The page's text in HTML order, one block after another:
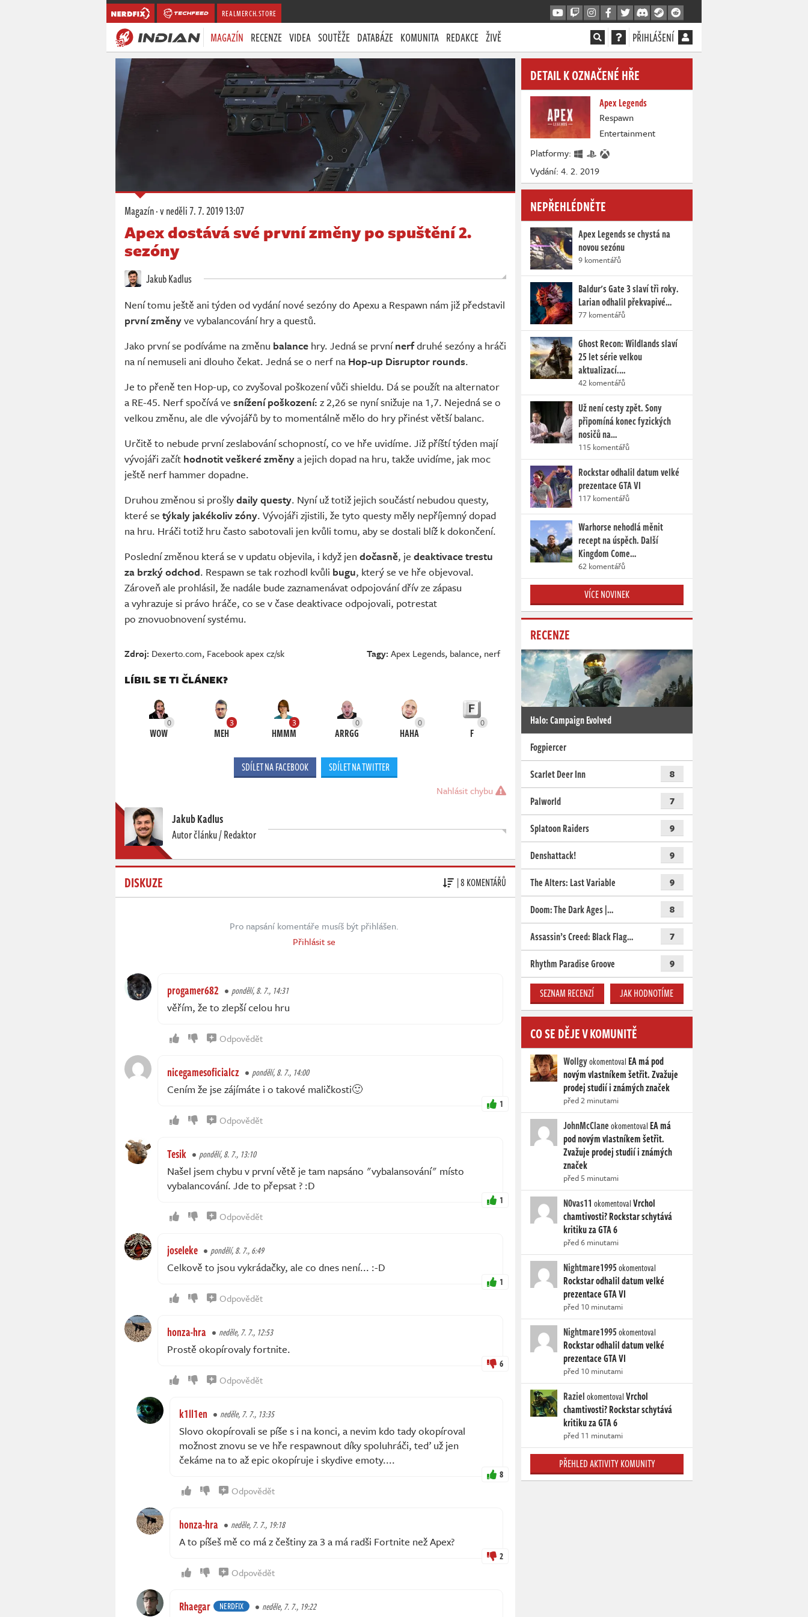
REALMERCH.STORE
MAGAZÍN RECENZE VIDEA SOUTĚŽE DATABÁZE KOMUNITA REDAKCE ŽIVĚ PŘIHLÁŠENÍ
Magazín·v neděli7. 7. 2019 13:07
Apex dostává své první změny po spuštění 2.
sezóny
Jakub Kadlus
Není tomu ještě ani týden od vydání nové sezóny do Apexu a Respawn nám již představil
první změnyve vybalancování hry a questů.
Jako první se podíváme na změnu balance hry. Jedná se prvnínerfdruhé sezóny a hráči
na ní nemuseli ani dlouho čekat. Jedná se o nerf na Hop-up Disruptor rounds.
Je to přeně ten Hop-up, co zvyšoval poškození vůči shieldu. Dá se použít na alternator
a RE-45. Nerf spočívá ve snížení poškození: z 2,26 se nyní snižuje na 1,7. Nejedná se o
velkou změnu, ale dle vývojářů by to momentálně mělo do hry přinést větší balanc.
Určitě to nebude první zeslabování schopností, co ve hře uvidíme. Již příští týden mají
vývojáři začít hodnotit veškeré změnya jejich dopad na hru, takže uvidíme, jak moc
ještě nerf hammer dopadne.
Druhou změnou si prošlydaily questy. Nyní už totiž jejich součástí nebudou questy,
které se týkaly jakékoliv zóny. Vývojáři zjistili, že tyto questy měly nepříjemný dopad
na hru. Hráči totiž hru často sabotovali jen kvůli tomu, aby se dostali blíž k dokončení.
Poslední změnou která se v updatu objevila, i když jen dočasně, je deaktivace trestu
za brzký odchod. Respawn se tak rozhodl kvůli bugu, který se ve hře objevoval.
Zároveň ale prohlásil, že nadále bude zaznamenávat odpojování dřív ze zápasu
a vyhrazuje si právo hráče, co se v čase deaktivace odpojovali, potrestat
po znovuobnovení systému.
Zdroj: Dexerto.com, Facebook apex cz/sk Tagy:Apex Legends, balance, nerf
LÍBIL SE TI ČLÁNEK?
0
WOW
3
MEH
3
HMMM
0
ARRGG
0
HAHA
0
F
SDÍLET NA FACEBOOK SDÍLET NA TWITTER
Nahlásit chybu
Jakub Kadlus
Autor článku / Redaktor
DISKUZE | 8 KOMENTÁŘŮ
Pro napsání komentáře musíš být přihlášen.
Přihlásit se
progamer682 pondělí, 8. 7., 14:31
věřím, že to zlepší celou hru
Odpovědět
nicegamesoficialcz pondělí, 8. 7., 14:00
Cením že jse zájímáte i o takové maličkosti🙂
1
Odpovědět
Tesik pondělí, 8. 7., 13:10
Našel jsem chybu v první větě je tam napsáno "vybalansování" místo
vybalancování. Jde to přepsat ? :D
1
Odpovědět
joseleke pondělí, 8. 7., 6:49
Celkově to jsou vykrádačky, ale co dnes není... :-D
1
Odpovědět
honza-hra neděle, 7. 7., 12:53
Prostě okopírovaly fortnite.
6
Odpovědět
k1ll1en neděle, 7. 7., 13:35
Slovo okopírovali se píše s i na konci, a nevim kdo tady okopíroval
možnost znovu se ve hře respawnout díky spoluhráči, teď už jen
čekáme na to až epic okopíruje i skydive emoty....
8
Odpovědět
honza-hra neděle, 7. 7., 19:18
A to píšeš mě co má z češtiny za 3 a má radši Fortnite než Apex?
2
Odpovědět
Rhaegar NERDFIX neděle, 7. 7., 19:22
DETAIL K OZNAČENÉ HŘE
Apex Legends
Respawn
Entertainment
Platformy:
Vydání: 4. 2. 2019
NEPŘEHLÉDNĚTE
Apex Legends se chystá na
novou sezónu
9 komentářů
Baldur's Gate 3 slaví tři roky.
Larian odhalil překvapivé…
77 komentářů
Ghost Recon: Wildlands slaví
25 let série velkou
aktualizací.…
42 komentářů
Už není cesty zpět. Sony
připomíná konec fyzických
nosičů na…
115 komentářů
Rockstar odhalil datum velké
prezentace GTA VI
117 komentářů
Warhorse nehodlá měnit
recept na úspěch. Další
Kingdom Come…
62 komentářů
VÍCE NOVINEK
RECENZE
Halo: Campaign Evolved
Fogpiercer
Scarlet Deer Inn
8
Palworld 7
Splatoon Raiders 9
Denshattack! 9
The Alters: Last Variable 9
Doom: The Dark Ages |… 8
Assassin’s Creed: Black Flag… 7
Rhythm Paradise Groove 9
SEZNAM RECENZÍ JAK HODNOTÍME
CO SE DĚJE V KOMUNITĚ
Wollgyokomentoval EA má pod
novým vlastníkem šetřit. Zvažuje
prodej studií i známých značek
před 2 minutami
JohnMcClaneokomentoval EA má
pod novým vlastníkem šetřit.
Zvažuje prodej studií i známých
značek
před 5 minutami
N0vas11 okomentovalVrchol
chamtivosti? Rockstar schytává
kritiku za GTA 6
před 6 minutami
Nightmare1995okomentoval
Rockstar odhalil datum velké
prezentace GTA VI
před 10 minutami
Nightmare1995okomentoval
Rockstar odhalil datum velké
prezentace GTA VI
před 10 minutami
RazielokomentovalVrchol
chamtivosti? Rockstar schytává
kritiku za GTA 6
před 11 minutami
PŘEHLED AKTIVITY KOMUNITY